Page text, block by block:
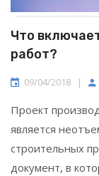
Что
работ?
09/04/2018 |
Проект
является
строительных
документ, в